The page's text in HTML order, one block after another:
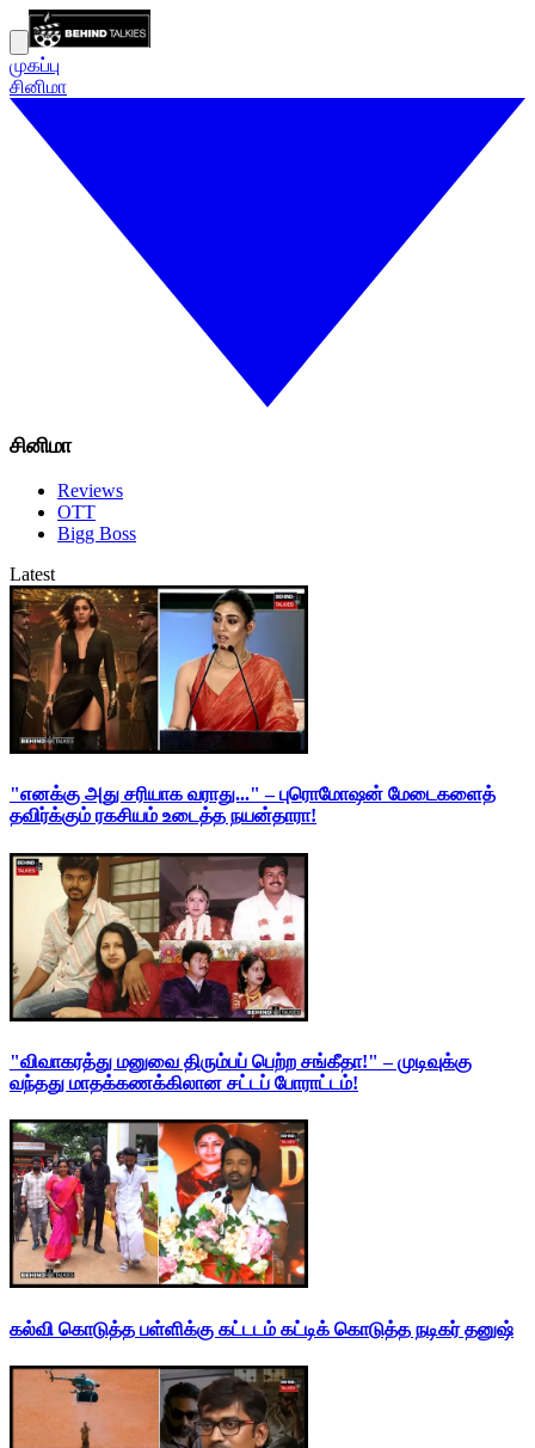
முகப்பு
சினிமா
சினிமா
Reviews
OTT
Bigg Boss
Latest
"எனக்கு அது சரியாக வராது..." – புரொமோஷன் மேடைகளைத்
தவிர்க்கும் ரகசியம் உடைத்த நயன்தாரா!
"விவாகரத்து மனுவை திரும்பப் பெற்ற சங்கீதா!" – முடிவுக்கு
வந்தது மாதக்கணக்கிலான சட்டப் போராட்டம்!
கல்வி கொடுத்த பள்ளிக்கு கட்டடம் கட்டிக் கொடுத்த நடிகர் தனுஷ்